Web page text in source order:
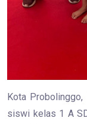
Kota
siswi kelas 1 A